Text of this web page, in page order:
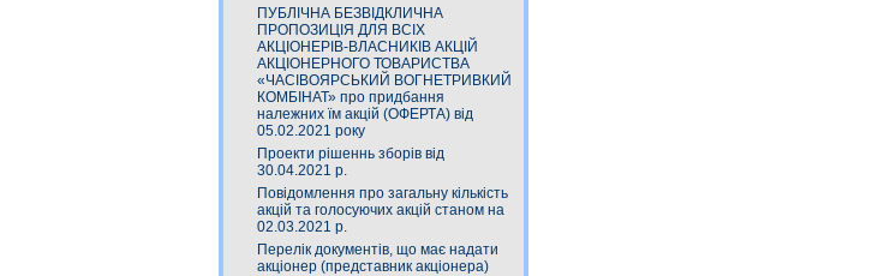
ПУБЛІЧНА БЕЗВІДКЛИЧНА
ПРОПОЗИЦІЯ ДЛЯ ВСІХ
АКЦІОНЕРІВ-ВЛАСНИКІВ АКЦІЙ
АКЦІОНЕРНОГО ТОВАРИСТВА
«ЧАСIВОЯРСЬКИЙ ВОГНЕТРИВКИЙ
КОМБIНАТ» про придбання
належних їм акцій (ОФЕРТА) від
05.02.2021 року
Проекти рішеннь зборів від
30.04.2021 р.
Повідомлення про загальну кількість
акцій та голосуючих акцій станом на
02.03.2021 р.
Перелік документів, що має надати
акціонер (представник акціонера)